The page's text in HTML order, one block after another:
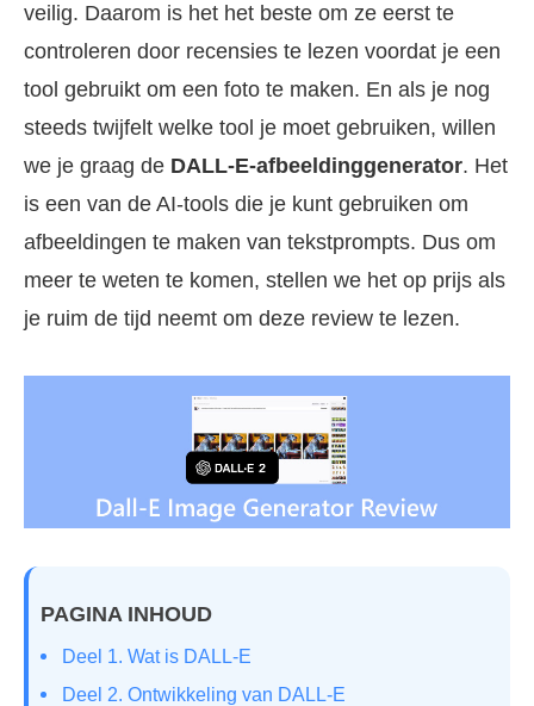
veilig. Daarom is het het beste om ze eerst te
controleren door recensies te lezen voordat je een
tool gebruikt om een foto te maken. En als je nog
steeds twijfelt welke tool je moet gebruiken, willen
we je graag de DALL-E-afbeeldinggenerator. Het
is een van de AI-tools die je kunt gebruiken om
afbeeldingen te maken van tekstprompts. Dus om
meer te weten te komen, stellen we het op prijs als
je ruim de tijd neemt om deze review te lezen.
PAGINA INHOUD
Deel 1. Wat is DALL-E
Deel 2. Ontwikkeling van DALL-E